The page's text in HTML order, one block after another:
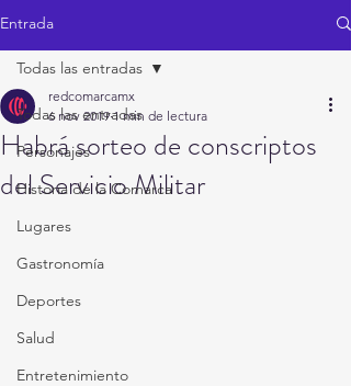
Entrada
Todas las entradas
Personajes
Historia de la Comarca
Lugares
Gastronomía
Deportes
Salud
Entretenimiento
Todas las entradas
Habrá sorteo de conscriptos
del Servicio Militar
redcomarcamx
6 nov 2019 1 min de lectura